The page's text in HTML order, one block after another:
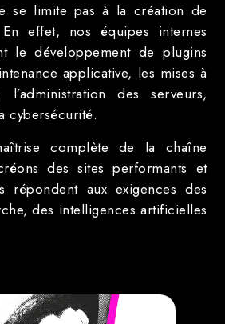
se limite pas à la création de
effet, nos équipes internes
le développement de plugins
applicative, les mises à
des serveurs,
cybersécurité.
complète de la chaîne
des sites performants et
répondent aux exigences des
des intelligences artificielles